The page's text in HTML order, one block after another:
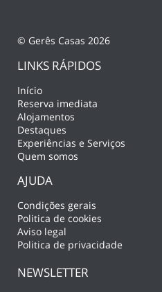
© Gerês Casas 2026
LINKS RÁPIDOS
Início
Reserva imediata
Alojamentos
Destaques
Experiências e Serviços
Quem somos
AJUDA
Condições gerais
Politica de cookies
Aviso legal
Politica de privacidade
NEWSLETTER